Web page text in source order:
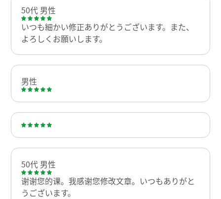
50代 男性
いつも細かい修正ありがとうございます。また、
よろしくお願いします。
男性
50代 男性
谢谢您的课。我感谢您修改文章。いつもありがと
うございます。